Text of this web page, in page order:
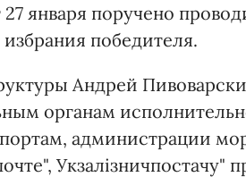
января поручено
победителя.
Андрей
органам
администрации
Укзалізничпостачу"